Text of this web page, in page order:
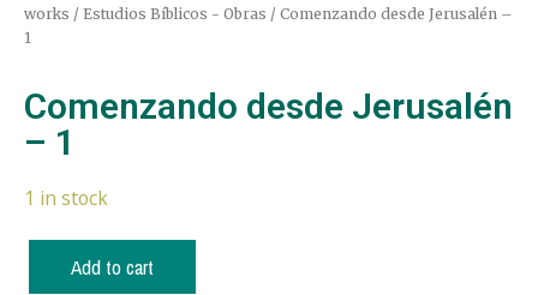
works / Estudios Bíblicos - Obras / Comenzando desde Jerusalén –
1
Comenzando desde Jerusalén
– 1
1 in stock
Add to cart